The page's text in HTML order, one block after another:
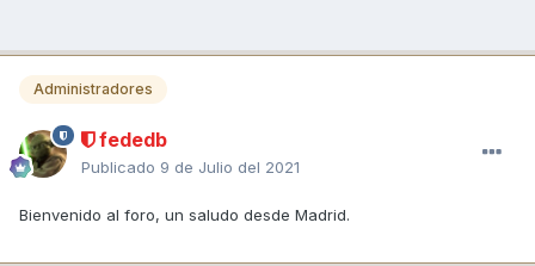
Administradores
fededb
Publicado 9 de Julio del 2021
Bienvenido al foro, un saludo desde Madrid.